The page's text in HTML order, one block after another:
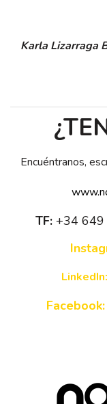
Karla Lizarraga
Encuéntranos,
TF: +34
Facebook: